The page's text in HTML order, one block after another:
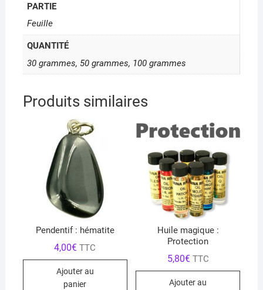
PARTIE
Feuille
QUANTITÉ
30 grammes, 50 grammes, 100 grammes
Produits similaires
Pendentif : hématite
4,00€ TTC
Ajouter au
panier
Huile magique :
Protection
5,80€ TTC
Ajouter au